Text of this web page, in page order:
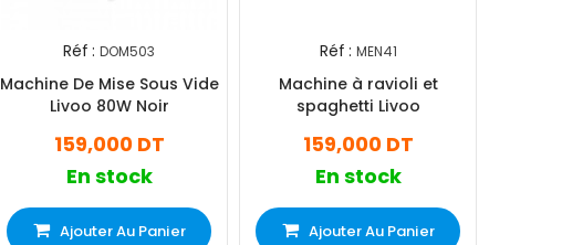
Réf : DOM503
Machine De Mise Sous Vide
Livoo 80W Noir
159,000 DT
En stock
Ajouter Au Panier
Réf : MEN41
Machine à ravioli et
spaghetti Livoo
159,000 DT
En stock
Ajouter Au Panier